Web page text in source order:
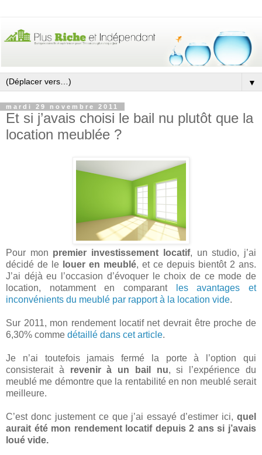
▼
mardi 29 novembre 2011
Et si j’avais choisi le bail nu plutôt que la
location meublée ?
Pour mon premier investissement locatif, un studio, j’ai
décidé de le louer en meublé, et ce depuis bientôt 2 ans.
J’ai déjà eu l’occasion d’évoquer le choix de ce mode de
location, notamment en comparant
les avantages et
inconvénients du meublé par rapport à la location vide.
Sur 2011, mon rendement locatif net devrait être proche de
6,30% comme détaillé dans cet article.
Je n’ai toutefois jamais fermé la porte à l’option qui
consisterait à revenir à un bail nu, si l’expérience du
meublé me démontre que la rentabilité en non meublé serait
meilleure.
C’est donc justement ce que j’ai essayé d’estimer ici, quel
aurait été mon rendement locatif depuis 2 ans si j’avais
loué vide.